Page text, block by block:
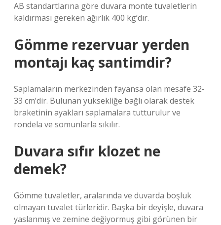
AB standartlarına göre duvara monte tuvaletlerin
kaldırması gereken ağırlık 400 kg’dır.
Gömme rezervuar yerden
montajı kaç santimdir?
Saplamaların merkezinden fayansa olan mesafe 32-
33 cm’dir. Bulunan yüksekliğe bağlı olarak destek
braketinin ayakları saplamalara tutturulur ve
rondela ve somunlarla sıkılır.
Duvara sıfır klozet ne
demek?
Gömme tuvaletler, aralarında ve duvarda boşluk
olmayan tuvalet türleridir. Başka bir deyişle, duvara
yaslanmış ve zemine değiyormuş gibi görünen bir